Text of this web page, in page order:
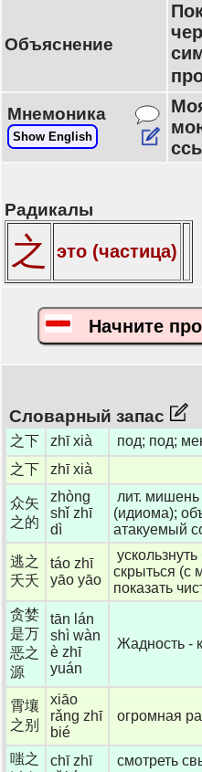
Объяснение
Мнемоника
Show English
Радикалы
之 это (частица)
Начните
Словарный запас
之下 zhī xià
под; под;
之下
zhī xià
众矢
之的
zhòng
shǐ zhī
dì
лит.
(идиома);
атакуемый
逃之
夭夭
táo zhī
yāo yāo
скрыться (с
показать
贪婪
是万
恶之
源
tān lán
shì wàn
è zhī
yuán
Жадность -
霄壤
之别
xiāo
rǎng zhī
bié
огромная
嗤之
chī zhī
смотреть